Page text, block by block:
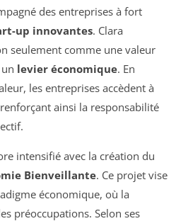
des entreprises à fort
up innovantes. Clara
seulement comme une valeur
levier économique. En
les entreprises accèdent à
ainsi la responsabilité
intensifié avec la création du
Bienveillante. Ce projet vise
économique, où la
préoccupations. Selon ses